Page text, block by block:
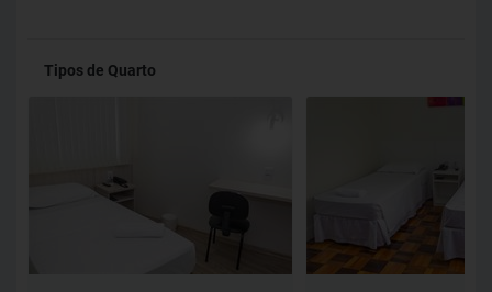
Tipos de Quarto